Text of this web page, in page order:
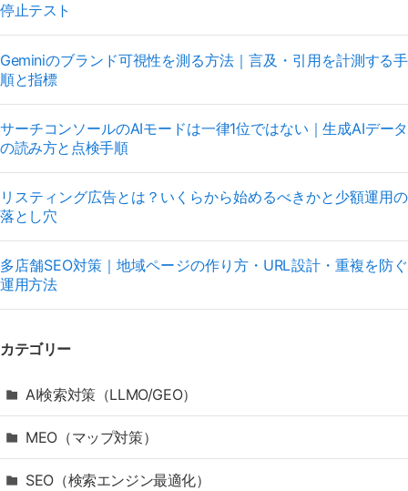
停止テスト
Geminiのブランド可視性を測る方法｜言及・引用を計測する手
順と指標
サーチコンソールのAIモードは一律1位ではない｜生成AIデータ
の読み方と点検手順
リスティング広告とは？いくらから始めるべきかと少額運用の
落とし穴
多店舗SEO対策｜地域ページの作り方・URL設計・重複を防ぐ
運用方法
カテゴリー
AI検索対策（LLMO/GEO）
MEO（マップ対策）
SEO（検索エンジン最適化）